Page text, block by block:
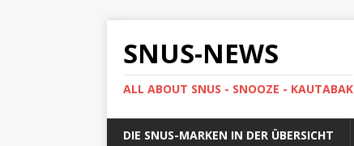
SNUS-NEWS
ALL ABOUT SNUS - SNOOZE - KAUTABAK
DIE SNUS-MARKEN IN DER ÜBERSICHT